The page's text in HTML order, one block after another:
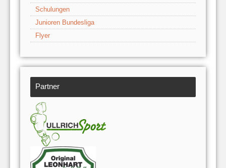
Schulungen
Junioren Bundesliga
Flyer
Partner